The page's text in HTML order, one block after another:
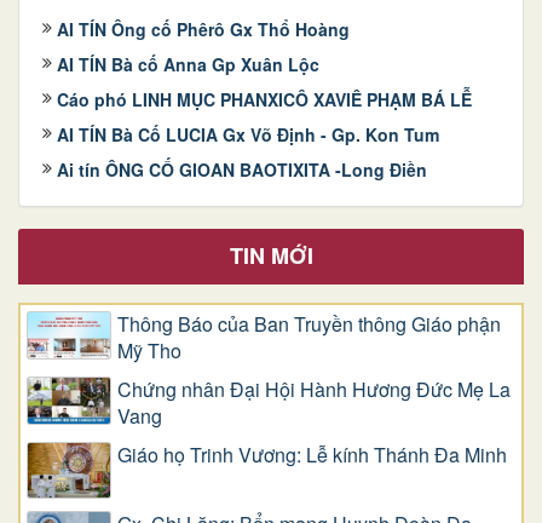
AI TÍN Ông cố Phêrô Gx Thổ Hoàng
AI TÍN Bà cố Anna Gp Xuân Lộc
Cáo phó LINH MỤC PHANXICÔ XAVIÊ PHẠM BÁ LỄ
AI TÍN Bà Cố LUCIA Gx Võ Định - Gp. Kon Tum
Ai tín ÔNG CỐ GIOAN BAOTIXITA -Long Điền
TIN MỚI
Thông Báo của Ban Truyền thông Giáo phận
Mỹ Tho
Chứng nhân Đại Hội Hành Hương Đức Mẹ La
Vang
Giáo họ Trinh Vương: Lễ kính Thánh Đa Minh